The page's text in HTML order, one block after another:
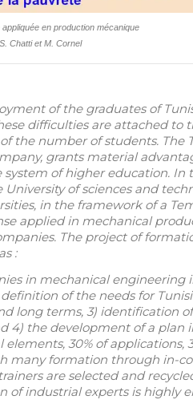
en production mécanique
Chatti et M. Cornel
of the graduates of
difficulties are attached to
the number of students. The
grants material
of higher education. In
of sciences and
in the framework of a
applied in mechanical
The project of
:
in mechanical engineering
of the needs for
long terms, 3) identification
4) the development of a plan
30% of applications,
many formation through in-
are selected and
of industrial experts is highly